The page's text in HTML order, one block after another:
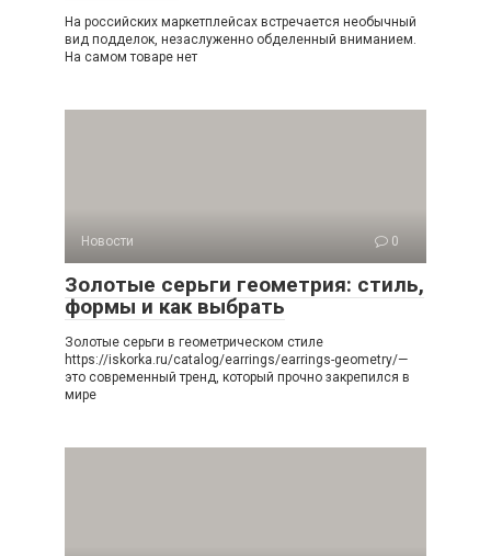
На российских маркетплейсах встречается необычный
вид подделок, незаслуженно обделенный вниманием.
На самом товаре нет
Новости 0
Золотые серьги геометрия: стиль,
формы и как выбрать
Золотые серьги в геометрическом стиле
https://iskorka.ru/catalog/earrings/earrings-geometry/—
это современный тренд, который прочно закрепился в
мире